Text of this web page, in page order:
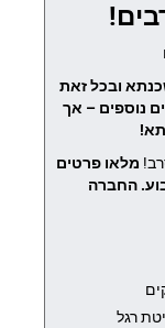
ובכל זאת
נוספים – אך
מלאו פרטים
החברה
רגל